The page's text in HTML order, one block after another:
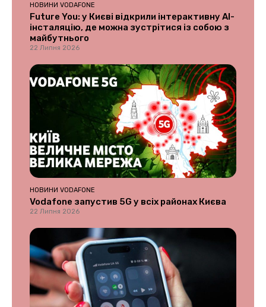
НОВИНИ VODAFONE
Future You: у Києві відкрили інтерактивну AI-
інсталяцію, де можна зустрітися із собою з
майбутнього
22 Липня 2026
НОВИНИ VODAFONE
Vodafone запустив 5G у всіх районах Києва
22 Липня 2026